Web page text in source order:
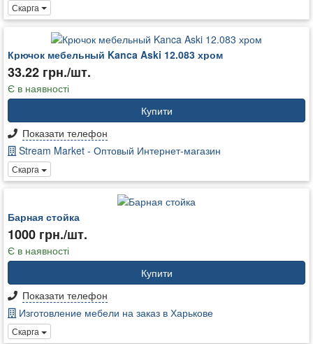
Скарга
Крючок мебельный Kanca Aski 12.083 хром
33.22 грн./шт.
Є в наявності
Купити
Показати телефон
Stream Market - Оптовый Интернет-магазин
Скарга
Барная стойка
1000 грн./шт.
Є в наявності
Купити
Показати телефон
Изготовление мебели на заказ в Харькове
Скарга